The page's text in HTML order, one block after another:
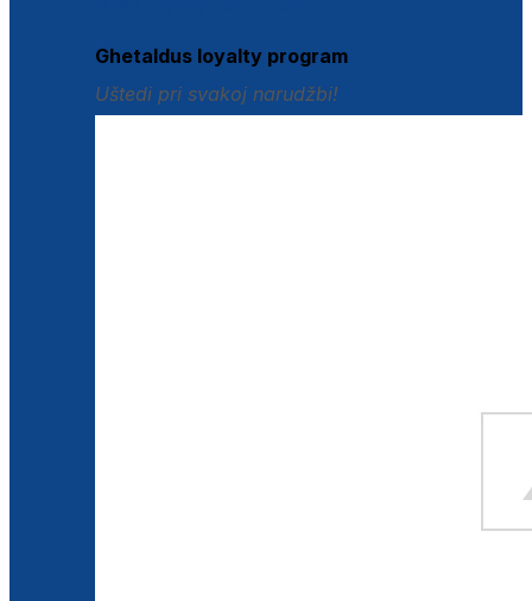
Ghetaldus loyalty program
Uštedi pri svakoj narudžbi!